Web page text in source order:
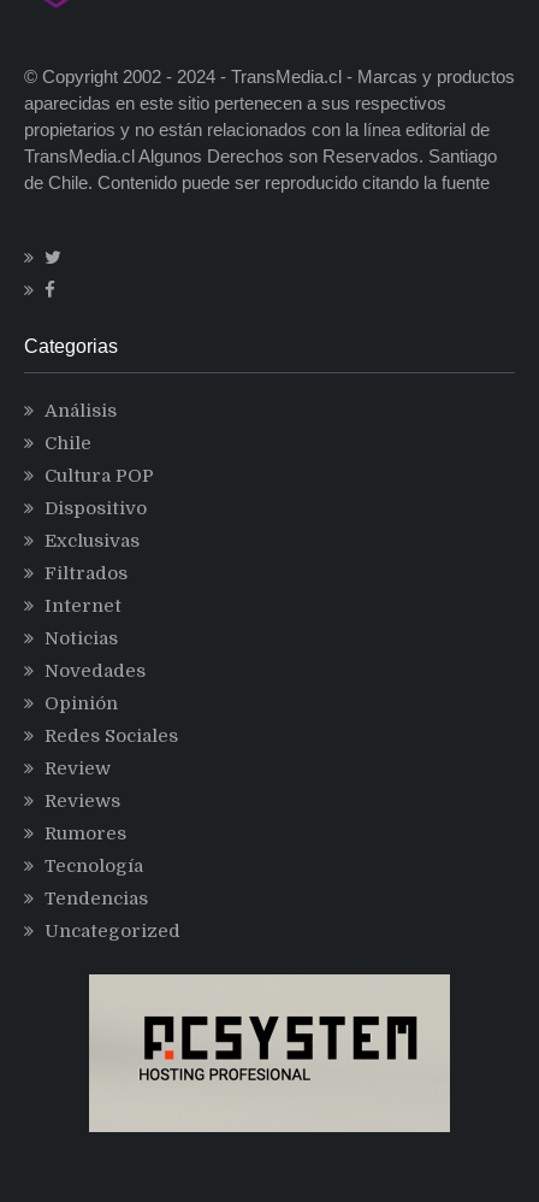
© Copyright 2002 - 2024 - TransMedia.cl - Marcas y productos
aparecidas en este sitio pertenecen a sus respectivos
propietarios y no están relacionados con la línea editorial de
TransMedia.cl Algunos Derechos son Reservados. Santiago
de Chile. Contenido puede ser reproducido citando la fuente
Categorias
Análisis
Chile
Cultura POP
Dispositivo
Exclusivas
Filtrados
Internet
Noticias
Novedades
Opinión
Redes Sociales
Review
Reviews
Rumores
Tecnología
Tendencias
Uncategorized